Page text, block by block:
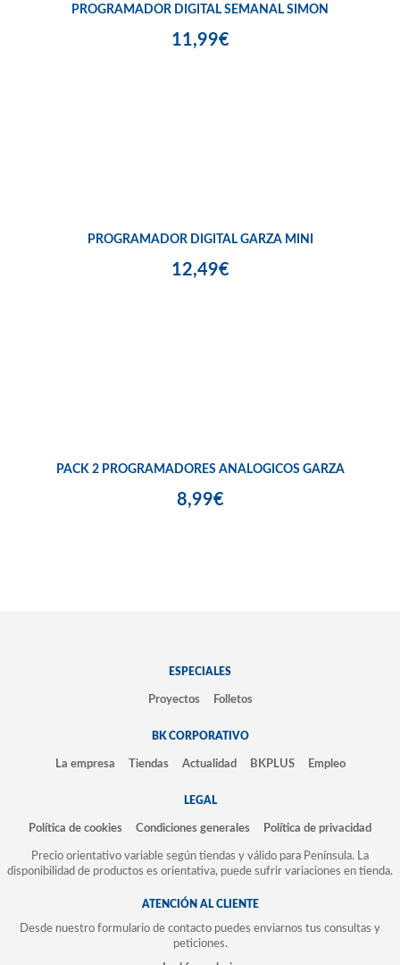
PROGRAMADOR DIGITAL SEMANAL SIMON
11,99€
PROGRAMADOR DIGITAL GARZA MINI
12,49€
PACK 2 PROGRAMADORES ANALOGICOS GARZA
8,99€
ESPECIALES
Proyectos Folletos
BK CORPORATIVO
La empresa Tiendas Actualidad BKPLUS Empleo
LEGAL
Política de cookies Condiciones generales Política de privacidad
Precio orientativo variable según tiendas y válido para Península. La
disponibilidad de productos es orientativa, puede sufrir variaciones en tienda.
ATENCIÓN AL CLIENTE
Desde nuestro formulario de contacto puedes enviarnos tus consultas y
peticiones.